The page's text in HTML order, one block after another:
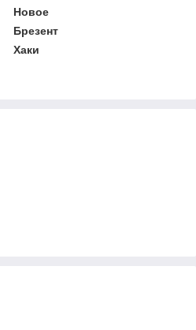
Новое
Брезент
Хаки